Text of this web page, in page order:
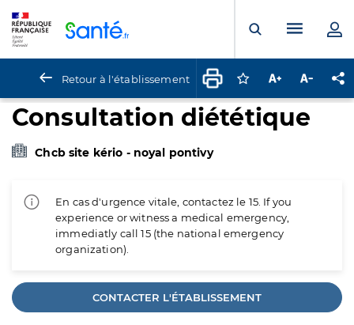
Ouvrir laMenu
Retour à l'établissement Connectez-vous
Augmenter la
Consultation diététique
Chcb site kério - noyal pontivy
En cas d'urgence vitale, contactez le 15. If you
experience or witness a medical emergency,
immediatly call 15 (the national emergency
organization).
CONTACTER L'ÉTABLISSEMENT